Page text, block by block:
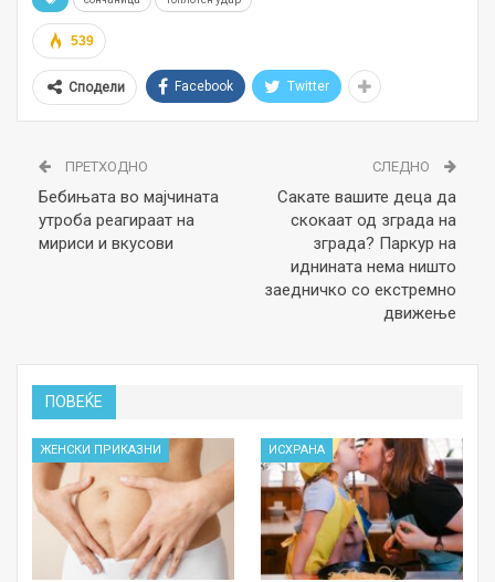
539
Сподели Facebook Twitter
ПРЕТХОДНО
Бебињата во мајчината
утроба реагираат на
мириси и вкусови
СЛЕДНО
Сакате вашите деца да
скокаат од зграда на
зграда? Паркур на
иднината нема ништо
заедничко со екстремно
движење
ПОВЕЌЕ
ЖЕНСКИ ПРИКАЗНИ ИСХРАНА